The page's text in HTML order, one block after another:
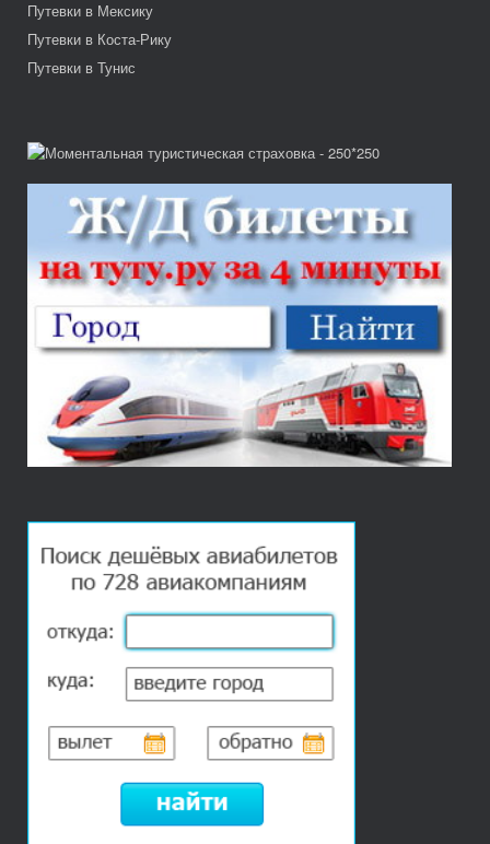
Путевки в Мексику
Путевки в Коста-Рику
Путевки в Тунис